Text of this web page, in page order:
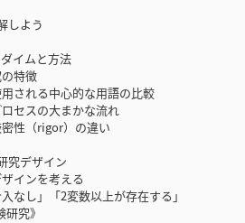
しよう
イムと方法
特徴
れる中心的な用語の比較
セスの大まかな流れ
性（rigor）の違い
究デザイン
インを考える
し」「2変数以上が存在する」
究》